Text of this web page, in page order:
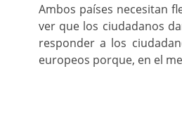
Ambos países necesitan
ver que los ciudadanos
responder a los
europeos porque, en el